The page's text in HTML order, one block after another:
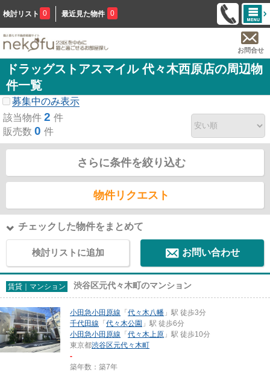
検討リスト 0 最近見た物件 0
お問合せ
ドラッグストアスマイル 代々木西原店の周辺物
件一覧
募集中のみ表示
該当物件 2 件
販売数 0 件
さらに条件を絞り込む
物件リクエスト
チェックした物件をまとめて
検討リストに追加 お問い合わせ
賃貸｜マンション 渋谷区元代々木町のマンション
小田急小田原線 「 代々木八幡 」駅 徒歩3分
千代田線 「 代々木公園 」駅 徒歩6分
小田急小田原線 「 代々木上原 」駅 徒歩10分
東京都渋谷区元代々木町
-
築年数：築7年